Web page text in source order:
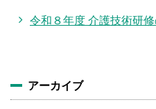
令和８年度 介護技術研
アーカイブ